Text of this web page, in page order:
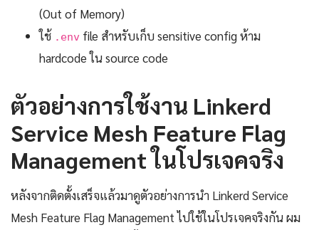
(Out of Memory)
ใช้ .env file สำหรับเก็บ sensitive config ห้าม
hardcode ใน source code
ตัวอย่างการใช้งาน Linkerd
Service Mesh Feature Flag
Management ในโปรเจคจริง
หลังจากติดตั้งเสร็จแล้วมาดูตัวอย่างการนำ Linkerd Service
Mesh Feature Flag Management ไปใช้ในโปรเจคจริงกัน ผม